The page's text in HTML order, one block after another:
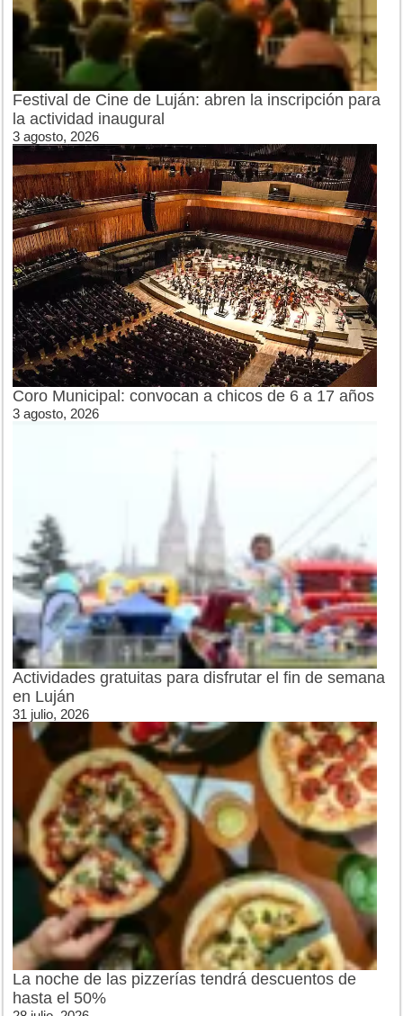
Festival de Cine de Luján: abren la inscripción para
la actividad inaugural
3 agosto, 2026
Coro Municipal: convocan a chicos de 6 a 17 años
3 agosto, 2026
Actividades gratuitas para disfrutar el fin de semana
en Luján
31 julio, 2026
La noche de las pizzerías tendrá descuentos de
hasta el 50%